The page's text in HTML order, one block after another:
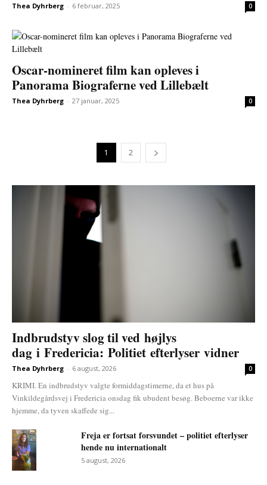
Thea Dyhrberg - 6 februar, 2025 0
Oscar-nomineret film kan opleves i
Panorama Biograferne ved Lillebælt
Thea Dyhrberg - 27 januar, 2025 0
1 2
Indbrudstyv slog til ved højlys
dag i Fredericia: Politiet efterlyser vidner
Thea Dyhrberg - 6 august, 2026 0
KRIMI. En indbrudstyv valgte formiddagstimerne, da et hus på
Vinkildegårdsvej i Fredericia onsdag fik ubudent besøg. Beboerne var ikke
hjemme, da tyven skaffede sig...
Freja er fortsat forsvundet – politiet efterlyser
hende nu internationalt
5 august, 2026